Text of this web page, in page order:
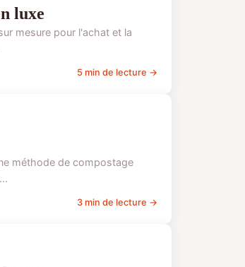
luxe
mesure pour l'achat et la
5 min de lecture →
méthode de compostage
3 min de lecture →